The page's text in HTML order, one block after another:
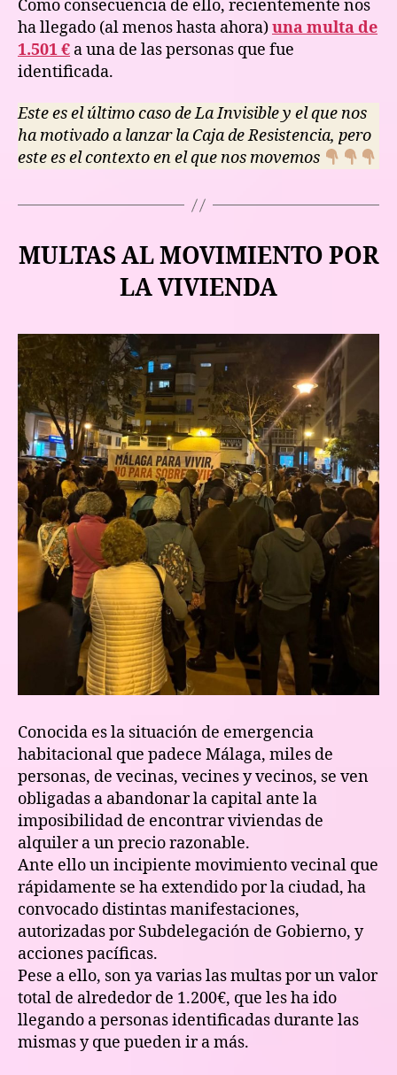
Como consecuencia de ello, recientemente nos
ha llegado (al menos hasta ahora)una multa de
1.501 € a una de las personas que fue
identificada.
Este es el último caso de La Invisible y el que nos
ha motivado a lanzar la Caja de Resistencia, pero
este es el contexto en el que nos movemos
MULTAS AL MOVIMIENTO POR
LA VIVIENDA
Conocida es la situación de emergencia
habitacional que padece Málaga, miles de
personas, de vecinas, vecines y vecinos, se ven
obligadas a abandonar la capital ante la
imposibilidad de encontrar viviendas de
alquiler a un precio razonable.
Ante ello un incipiente movimiento vecinal que
rápidamente se ha extendido por la ciudad, ha
convocado distintas manifestaciones,
autorizadas por Subdelegación de Gobierno, y
acciones pacíficas.
Pese a ello, son ya varias las multas por un valor
total de alrededor de 1.200€, que les ha ido
llegando a personas identificadas durante las
mismas y que pueden ir a más.